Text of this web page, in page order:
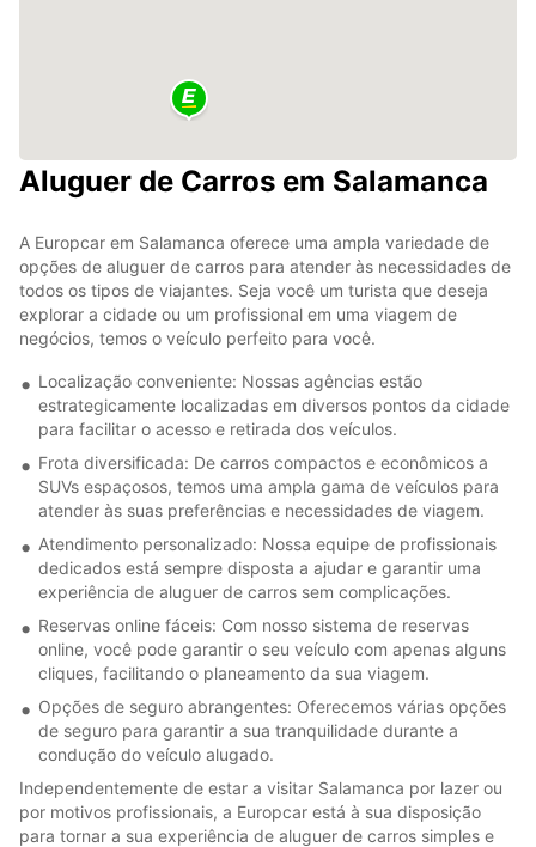
Aluguer de Carros em Salamanca
A Europcar em Salamanca oferece uma ampla variedade de
opções de aluguer de carros para atender às necessidades de
todos os tipos de viajantes. Seja você um turista que deseja
explorar a cidade ou um profissional em uma viagem de
negócios, temos o veículo perfeito para você.
Localização conveniente: Nossas agências estão
estrategicamente localizadas em diversos pontos da cidade
para facilitar o acesso e retirada dos veículos.
Frota diversificada: De carros compactos e econômicos a
SUVs espaçosos, temos uma ampla gama de veículos para
atender às suas preferências e necessidades de viagem.
Atendimento personalizado: Nossa equipe de profissionais
dedicados está sempre disposta a ajudar e garantir uma
experiência de aluguer de carros sem complicações.
Reservas online fáceis: Com nosso sistema de reservas
online, você pode garantir o seu veículo com apenas alguns
cliques, facilitando o planeamento da sua viagem.
Opções de seguro abrangentes: Oferecemos várias opções
de seguro para garantir a sua tranquilidade durante a
condução do veículo alugado.
Independentemente de estar a visitar Salamanca por lazer ou
por motivos profissionais, a Europcar está à sua disposição
para tornar a sua experiência de aluguer de carros simples e